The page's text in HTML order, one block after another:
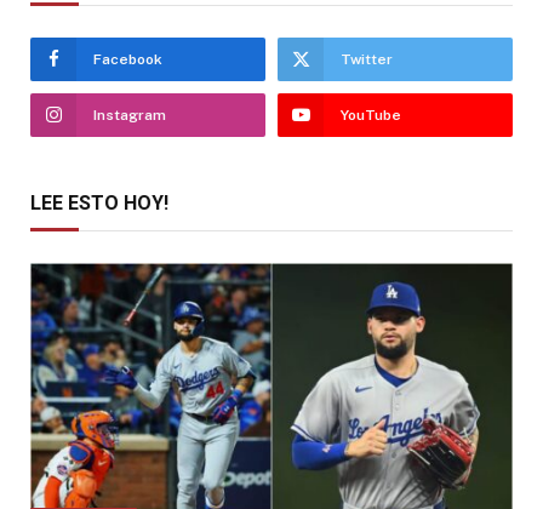
Facebook Twitter
Instagram YouTube
LEE ESTO HOY!